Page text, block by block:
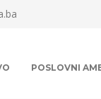
POSLOVNI